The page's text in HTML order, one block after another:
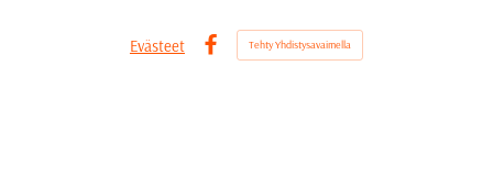
Evästeet
Tehty Yhdistysavaimella